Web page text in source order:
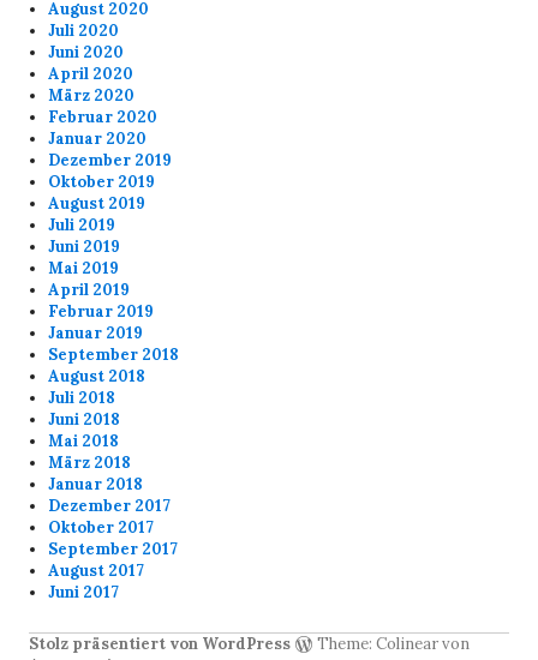
August 2020
Juli 2020
Juni 2020
April 2020
März 2020
Februar 2020
Januar 2020
Dezember 2019
Oktober 2019
August 2019
Juli 2019
Juni 2019
Mai 2019
April 2019
Februar 2019
Januar 2019
September 2018
August 2018
Juli 2018
Juni 2018
Mai 2018
März 2018
Januar 2018
Dezember 2017
Oktober 2017
September 2017
August 2017
Juni 2017
Stolz präsentiert von WordPress
Theme: Colinear von